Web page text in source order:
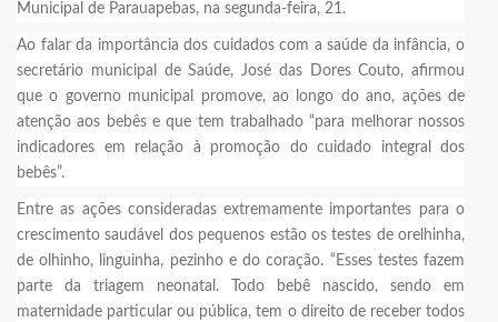
Municipal de Parauapebas, na segunda-feira, 21.
Ao falar da importância dos cuidados com a saúde da infância, o
secretário municipal de Saúde, José das Dores Couto, afirmou
que o governo municipal promove, ao longo do ano, ações de
atenção aos bebês e que tem trabalhado “para melhorar nossos
indicadores em relação à promoção do cuidado integral dos
bebês”.
Entre as ações consideradas extremamente importantes para o
crescimento saudável dos pequenos estão os testes de orelhinha,
de olhinho, linguinha, pezinho e do coração. “Esses testes fazem
parte da triagem neonatal. Todo bebê nascido, sendo em
maternidade particular ou pública, tem o direito de receber todos